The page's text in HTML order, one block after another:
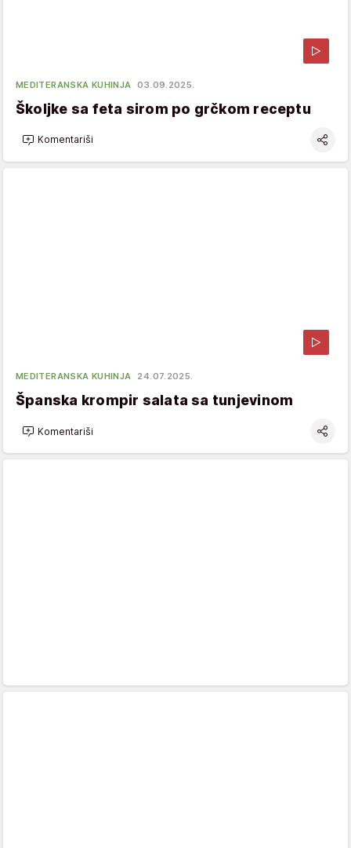
MEDITERANSKA KUHINJA 03.09.2025.
Školjke sa feta sirom po grčkom receptu
Komentariši
MEDITERANSKA KUHINJA 24.07.2025.
Španska krompir salata sa tunjevinom
Komentariši